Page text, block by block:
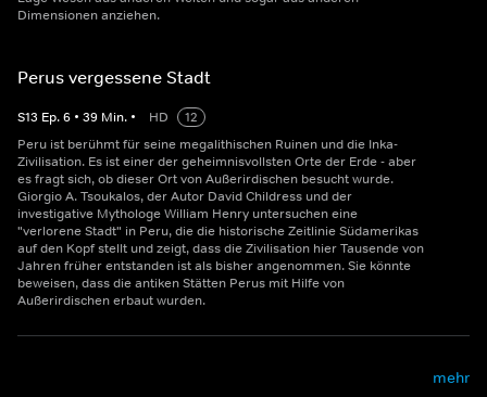
Dimensionen anziehen.
Perus vergessene Stadt
S13 Ep.6 • 39 Min. • HD
12
Peru ist berühmt für seine megalithischen Ruinen und die Inka-
Zivilisation. Es ist einer der geheimnisvollsten Orte der Erde - aber
es fragt sich, ob dieser Ort von Außerirdischen besucht wurde.
Giorgio A. Tsoukalos, der Autor David Childress und der
investigative Mythologe William Henry untersuchen eine
"verlorene Stadt" in Peru, die die historische Zeitlinie Südamerikas
auf den Kopf stellt und zeigt, dass die Zivilisation hier Tausende von
Jahren früher entstanden ist als bisher angenommen. Sie könnte
beweisen, dass die antiken Stätten Perus mit Hilfe von
Außerirdischen erbaut wurden.
mehr